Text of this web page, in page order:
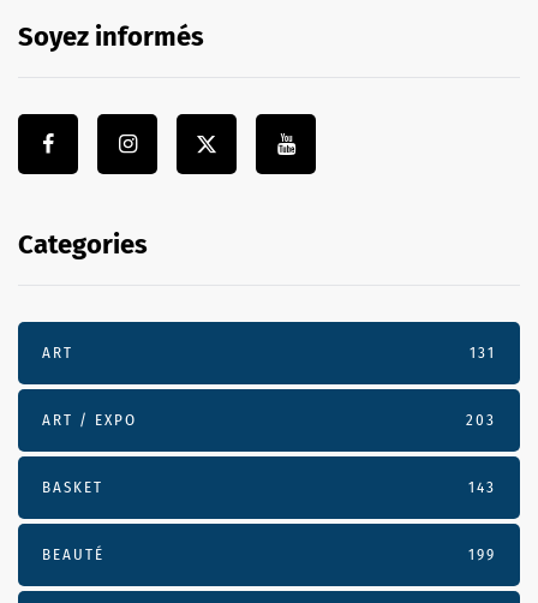
Soyez informés
Categories
ART 131
ART / EXPO 203
BASKET 143
BEAUTÉ 199